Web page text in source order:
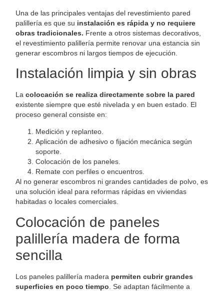
Una de las principales ventajas del revestimiento pared
palillería es que su instalación es rápida y no requiere
obras tradicionales. Frente a otros sistemas decorativos,
el revestimiento palillería permite renovar una estancia sin
generar escombros ni largos tiempos de ejecución.
Instalación limpia y sin obras
Lacolocación se realiza directamente sobre la pared
existente siempre que esté nivelada y en buen estado. El
proceso general consiste en:
Medición y replanteo.
Aplicación de adhesivo o fijación mecánica según
soporte.
Colocación de los paneles.
Remate con perfiles o encuentros.
Al no generar escombros ni grandes cantidades de polvo, es
una solución ideal para reformas rápidas en viviendas
habitadas o locales comerciales.
Colocación de paneles
palillería madera de forma
sencilla
Los paneles palillería madera permiten cubrir grandes
superficies en poco tiempo . Se adaptan fácilmente a